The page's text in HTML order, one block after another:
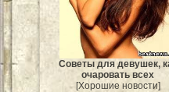
Советы для девушек,
очаровать всех
[Хорошие новости]